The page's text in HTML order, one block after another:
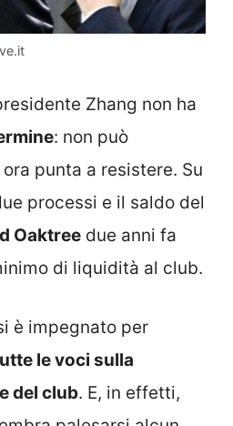
Zhang non ha
: non può
punta a resistere. Su
processi e il saldo del
Oaktree due anni fa
di liquidità al club.
è impegnato per
le voci sulla
del club. E, in effetti,